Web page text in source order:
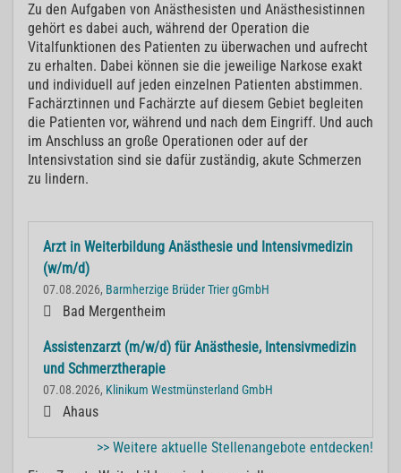
Zu den Aufgaben von Anästhesisten und Anästhesistinnen
gehört es dabei auch, während der Operation die
Vitalfunktionen des Patienten zu überwachen und aufrecht
zu erhalten. Dabei können sie die jeweilige Narkose exakt
und individuell auf jeden einzelnen Patienten abstimmen.
Fachärztinnen und Fachärzte auf diesem Gebiet begleiten
die Patienten vor, während und nach dem Eingriff. Und auch
im Anschluss an große Operationen oder auf der
Intensivstation sind sie dafür zuständig, akute Schmerzen
zu lindern.
Arzt in Weiterbildung Anästhesie und Intensivmedizin
(w/m/d)
07.08.2026, Barmherzige Brüder Trier gGmbH
Bad Mergentheim
Assistenzarzt (m/w/d) für Anästhesie, Intensivmedizin
und Schmerztherapie
07.08.2026, Klinikum Westmünsterland GmbH
Ahaus
>> Weitere aktuelle Stellenangebote entdecken!